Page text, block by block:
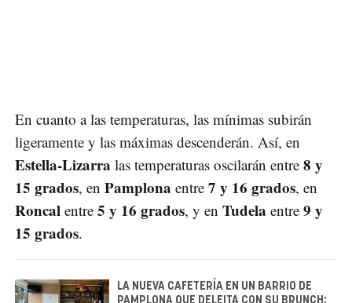
En cuanto a las temperaturas, las mínimas subirán
ligeramente y las máximas descenderán. Así, en
Estella-Lizarra las temperaturas oscilarán entre 8 y
15 grados, en Pamplona entre 7 y 16 grados, en
Roncal entre 5 y 16 grados, y en Tudela entre 9 y
15 grados.
LA NUEVA CAFETERÍA EN UN BARRIO DE
PAMPLONA QUE DELEITA CON SU BRUNCH: